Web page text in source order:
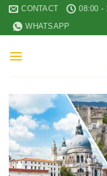
Skip
content
CONTACT 08:00 -
WHATSAPP